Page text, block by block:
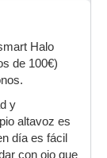
Halo
de 100€)
y
altavoz es
día es fácil
con ojo que